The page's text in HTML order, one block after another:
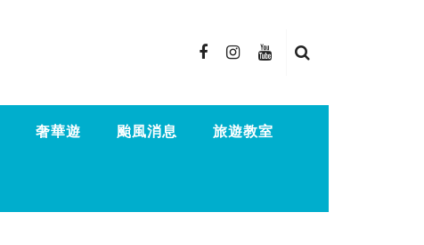
奢華遊 颱風消息 旅遊教室